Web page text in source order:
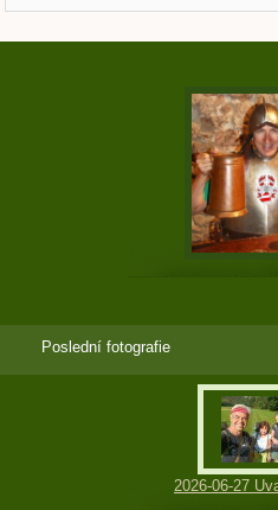
Poslední fotografie
2026-06-27